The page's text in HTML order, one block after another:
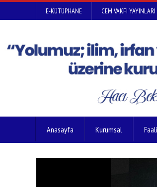
E-KÜTÜPHANE CEM VAKFI YAYINLARI
Anasayfa Kurumsal